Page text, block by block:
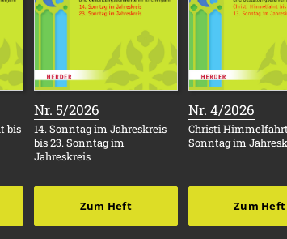
bis
Nr. 5/2026
14. Sonntag im Jahreskreis
bis 23. Sonntag im
Jahreskreis
Zum Heft
Nr. 4/2026
Christi Himmelfahrt
Sonntag im
Zum Heft